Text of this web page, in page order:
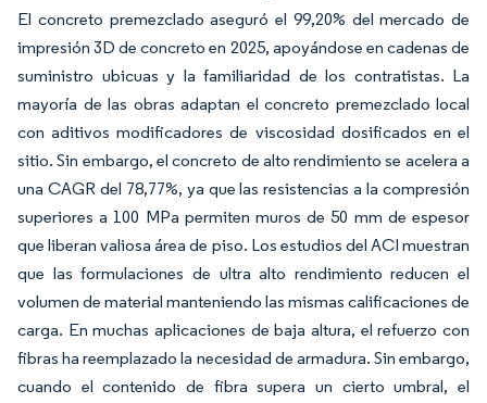
El concreto premezclado aseguró el 99,20% del mercado de
impresión 3D de concreto en 2025, apoyándose en cadenas de
suministro ubicuas y la familiaridad de los contratistas. La
mayoría de las obras adaptan el concreto premezclado local
con aditivos modificadores de viscosidad dosificados en el
sitio. Sin embargo, el concreto de alto rendimiento se acelera a
una CAGR del 78,77%, ya que las resistencias a la compresión
superiores a 100 MPa permiten muros de 50 mm de espesor
que liberan valiosa área de piso. Los estudios del ACI muestran
que las formulaciones de ultra alto rendimiento reducen el
volumen de material manteniendo las mismas calificaciones de
carga. En muchas aplicaciones de baja altura, el refuerzo con
fibras ha reemplazado la necesidad de armadura. Sin embargo,
cuando el contenido de fibra supera un cierto umbral, el